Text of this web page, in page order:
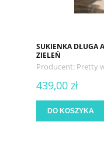
SUKIENKA DŁUGA
ZIELEŃ
Producent: Pretty
439,00 zł
DO KOSZYKA